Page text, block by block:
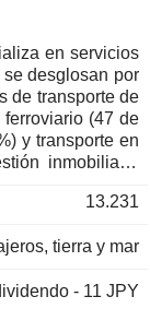
en servicios
desglosan por
de transporte de
ferroviario (47 de
y transporte en
inmobiliaria
hoteles y
13.231
tierra y mar
- 11 JPY